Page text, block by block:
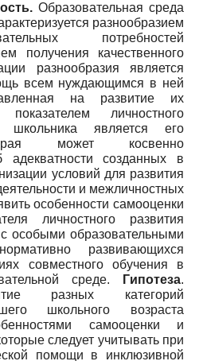
Образовательная среда
разнообразием
потребностей
получения качественного
разнообразия является
всем нуждающимся в ней
на развитие их
личностного
школьника является его
может косвенно
адекватности созданных в
условий для развития
и межличностных
особенности самооценки
личностного развития
особыми образовательными
развивающихся
совместного обучения в
среде.
Гипотеза.
разных категорий
школьного возраста
самооценки и
следует учитывать при
помощи в инклюзивной